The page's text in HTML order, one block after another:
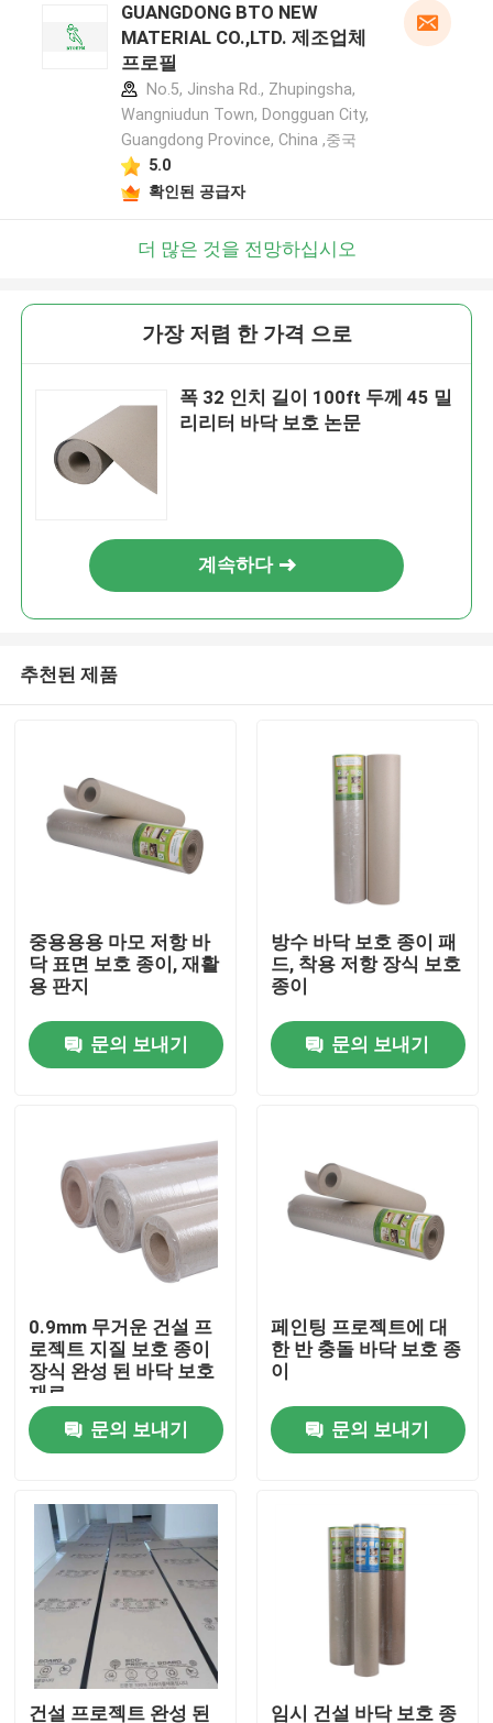
우리에 대하여
품질 관리
연락주세요
인용문을 요구하세요
보호 논문에 바닥을 깔기
일시적 바닥 보호 명부
크라프트 지 바닥 보호
GUANGDONG BTO NEW
MATERIAL CO.,LTD. 제조업체
프로필
No.5, Jinsha Rd., Zhupingsha,
Wangniudun Town, Dongguan City,
Guangdong Province, China ,중국
5.0
확인된 공급자
더 많은 것을 전망하십시오
가장 저렴 한 가격 으로
폭 32 인치 길이 100ft 두께 45 밀
리리터 바닥 보호 논문
계속하다
추천된 제품
중용용용 마모 저항 바
닥 표면 보호 종이, 재활
용 판지
문의 보내기
방수 바닥 보호 종이 패
드, 착용 저항 장식 보호
종이
문의 보내기
0.9mm 무거운 건설 프
로젝트 지질 보호 종이
장식 완성 된 바닥 보호
재료
문의 보내기
페인팅 프로젝트에 대
한 반 충돌 바닥 보호 종
이
문의 보내기
건설 프로젝트 완성 된 임시 건설 바닥 보호 종